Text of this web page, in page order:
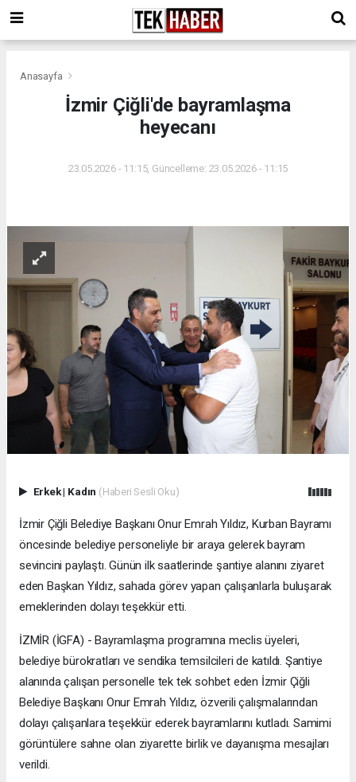
Anasayfa
İzmir Çiğli'de bayramlaşma
heyecanı
23.05.2026 - 11:15, Güncelleme: 23.05.2026 - 11:15
Erkek| Kadın (Haberi Sesli Oku)
İzmir Çiğli Belediye Başkanı Onur Emrah Yıldız, Kurban Bayramı
öncesinde belediye personeliyle bir araya gelerek bayram
sevincini paylaştı. Günün ilk saatlerinde şantiye alanını ziyaret
eden Başkan Yıldız, sahada görev yapan çalışanlarla buluşarak
emeklerinden dolayı teşekkür etti.
İZMİR (İGFA) - Bayramlaşma programına meclis üyeleri,
belediye bürokratları ve sendika temsilcileri de katıldı. Şantiye
alanında çalışan personelle tek tek sohbet eden İzmir Çiğli
Belediye Başkanı Onur Emrah Yıldız, özverili çalışmalarından
dolayı çalışanlara teşekkür ederek bayramlarını kutladı. Samimi
görüntülere sahne olan ziyarette birlik ve dayanışma mesajları
verildi.